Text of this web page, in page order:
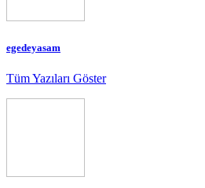
egedeyasam
Tüm Yazıları Göster